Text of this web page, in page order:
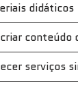
didáticos
conteúdo
serviços